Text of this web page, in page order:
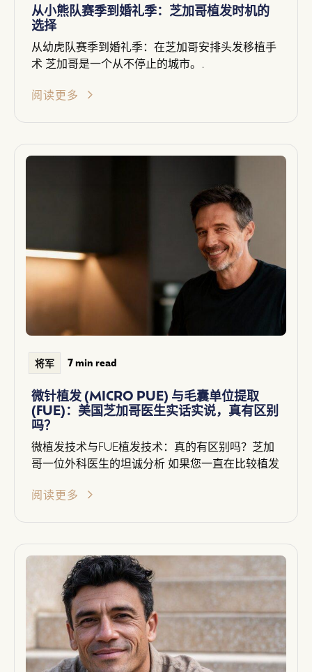
从小熊队赛季到婚礼季：芝加哥植发时机的
选择
从幼虎队赛季到婚礼季：在芝加哥安排头发移植手
术 芝加哥是一个从不停止的城市。.
阅读更多
将军 7 min read
微针植发 (MICRO PUE) 与毛囊单位提取
(FUE)：美国芝加哥医生实话实说，真有区别
吗？
微植发技术与FUE植发技术：真的有区别吗？芝加
哥一位外科医生的坦诚分析 如果您一直在比较植发
阅读更多